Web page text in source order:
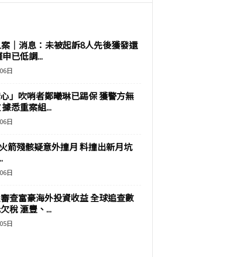
｜消息：未被起訴8人先後獲發還
已低調...
日
心」吹哨者鄭曦琳已踢保 獲警方無
悉重案組...
日
箭殘骸疑意外撞月 料撞出新月坑
日
查富豪海外投資收益 全球追查數
稅 滙豐、...
日